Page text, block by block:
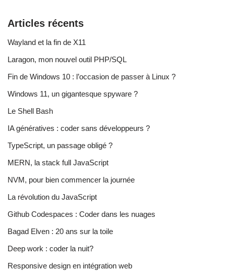
Articles récents
Wayland et la fin de X11
Laragon, mon nouvel outil PHP/SQL
Fin de Windows 10 : l’occasion de passer à Linux ?
Windows 11, un gigantesque spyware ?
Le Shell Bash
IA génératives : coder sans développeurs ?
TypeScript, un passage obligé ?
MERN, la stack full JavaScript
NVM, pour bien commencer la journée
La révolution du JavaScript
Github Codespaces : Coder dans les nuages
Bagad Elven : 20 ans sur la toile
Deep work : coder la nuit?
Responsive design en intégration web